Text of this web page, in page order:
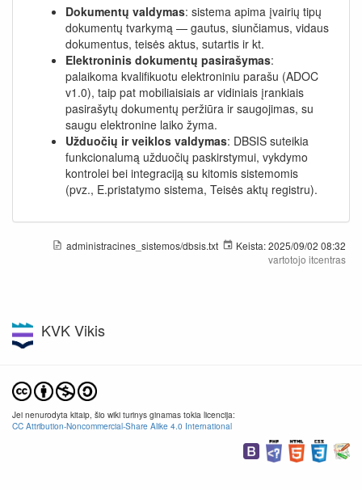
Dokumentų valdymas: sistema apima įvairių tipų
dokumentų tvarkymą — gautus, siunčiamus, vidaus
dokumentus, teisės aktus, sutartis ir kt.
Elektroninis dokumentų pasirašymas:
palaikoma kvalifikuotu elektroniniu parašu (ADOC
v1.0), taip pat mobiliaisiais ar vidiniais įrankiais
pasirašytų dokumentų peržiūra ir saugojimas, su
saugu elektronine laiko žyma.
Užduočių ir veiklos valdymas: DBSIS suteikia
funkcionalumą užduočių paskirstymui, vykdymo
kontrolei bei integraciją su kitomis sistemomis
(pvz., E.pristatymo sistema, Teisės aktų registru).
administracines_sistemos/dbsis.txt Keista:2025/09/02 08:32
vartotojo itcentras
KVK Vikis
Jei nenurodyta kitaip, šio wiki turinys ginamas tokia licencija:
CC Attribution-Noncommercial-Share Alike 4.0 International